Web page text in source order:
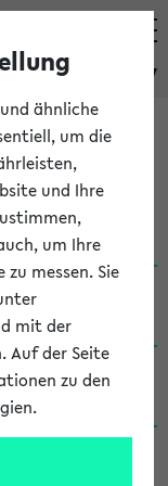
eKVV
/ B.A.
/ B.A.
/ B.A.
/ Ba
ähnliche
um die
und Ihre
um Ihre
messen. Sie
mit der
Auf der Seite
zu den